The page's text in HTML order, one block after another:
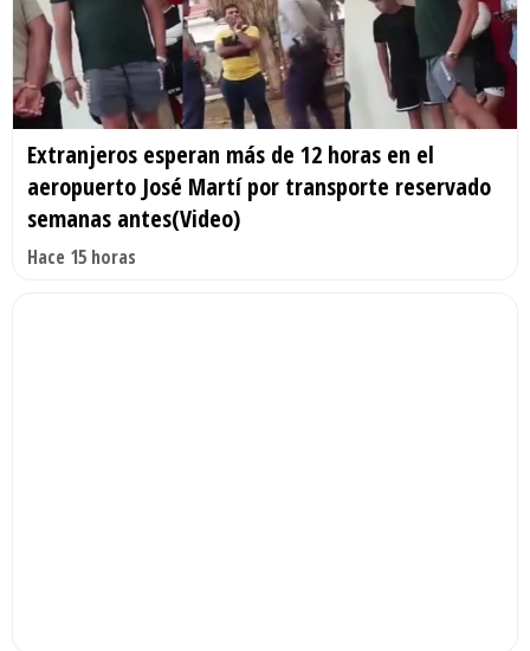
Extranjeros esperan más de 12 horas en el
aeropuerto José Martí por transporte reservado
semanas antes(Video)
Hace 15 horas